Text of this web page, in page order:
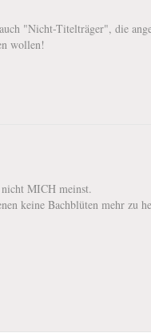
"Nicht-Titelträger", die
wollen!
MICH meinst.
keine Bachblüten mehr zu